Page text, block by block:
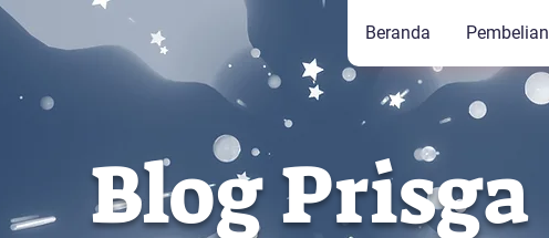
Beranda Pembelian
Blog Prisga